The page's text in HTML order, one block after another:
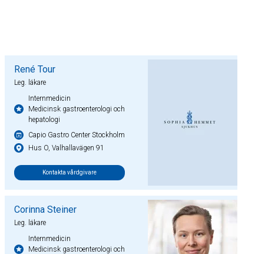
René Tour
Leg. läkare
Internmedicin
Medicinsk gastroenterologi och
hepatologi
Capio Gastro Center Stockholm
Hus O, Valhallavägen 91
Kontakta vårdgivare
Corinna Steiner
Leg. läkare
Internmedicin
Medicinsk gastroenterologi och